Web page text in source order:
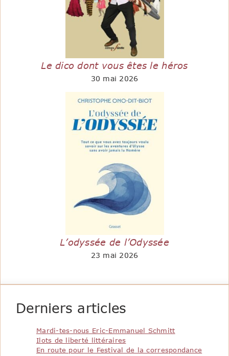
Le dico dont vous êtes le héros
30 mai 2026
L’odyssée de l’Odyssée
23 mai 2026
Derniers articles
Mardi-tes-nous Eric-Emmanuel Schmitt
Ilots de liberté littéraires
En route pour le Festival de la correspondance